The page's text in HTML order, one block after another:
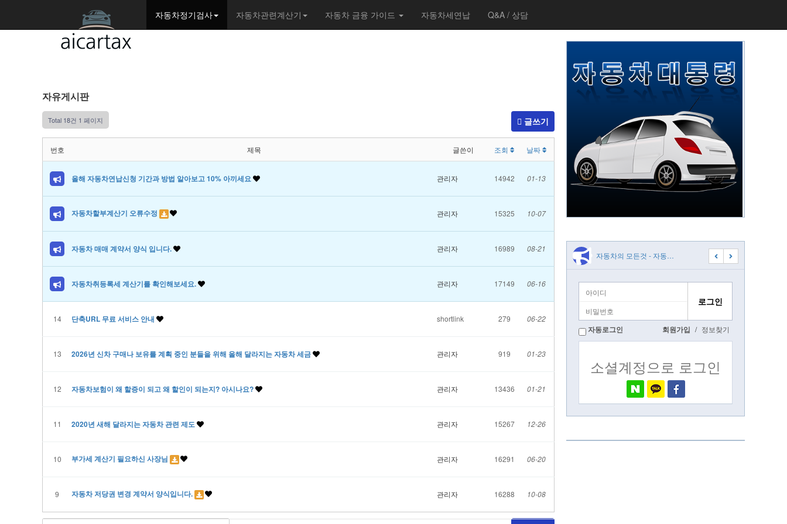
자동차정기검사 자동차관련계산기 자동차 금융 가이드 자동차세연납 Q&A / 상담
자유게시판
Total 18건 1 페이지 글쓰기
번호 제목 글쓴이 조회 날짜
올해 자동차연납신청 기간과 방법 알아보고 10% 아끼세요 관리자 14942 01-13
자동차할부계산기 오류수정 관리자 15325 10-07
자동차 매매 계약서 양식 입니다. 관리자 16989 08-21
자동차취등록세 계산기를 확인해보세요. 관리자 17149 06-16
14 단축URL 무료 서비스 안내 shortlink 279 06-22
13 2026년 신차 구매나 보유를 계획 중인 분들을 위해 올해 달라지는 자동차 세금 관리자 919 01-23
12 자동차보험이 왜 할증이 되고 왜 할인이 되는지? 아시나요? 관리자 13436 01-21
11 2020년 새해 달라지는 자동차 관련 제도 관리자 15267 12-26
10 부가세 계산기 필요하신 사장님 관리자 16291 06-20
9 자동차 저당권 변경 계약서 양식입니다. 관리자 16288 10-08
자동차의 모든것 - 자동… 자동차의 모든것 - 자
자동로그인 회원가입 / 정보찾기
소셜계정으로 로그인